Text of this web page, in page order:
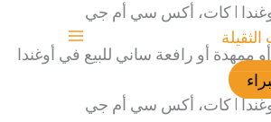
| كات، أكس سي أم جي
أو رافعة ساني للبيع في أوغندا
| كات، أكس سي أم جي